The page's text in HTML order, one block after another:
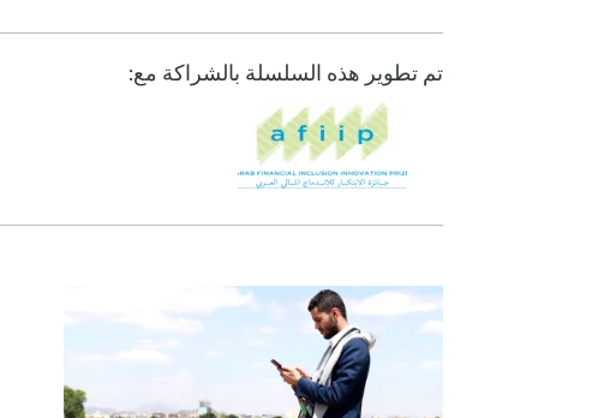
تم تطوير هذه السلسلة بالشراكة مع: